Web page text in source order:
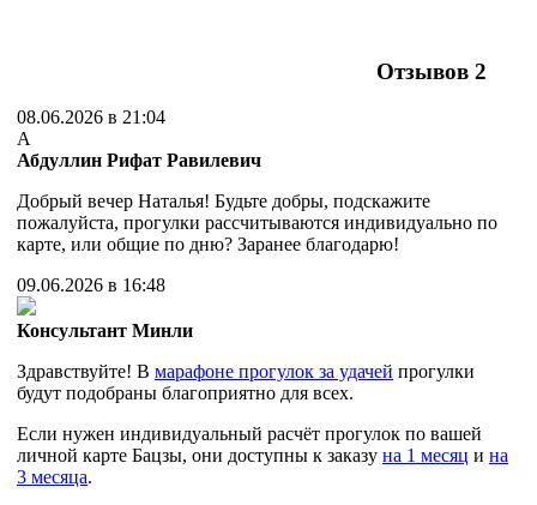
Отзывов 2
08.06.2026 в 21:04
А
Абдуллин Рифат Равилевич
Добрый вечер Наталья! Будьте добры, подскажите
пожалуйста, прогулки рассчитываются индивидуально по
карте, или общие по дню? Заранее благодарю!
09.06.2026 в 16:48
Консультант Минли
Здравствуйте! В марафоне прогулок за удачей прогулки
будут подобраны благоприятно для всех.
Если нужен индивидуальный расчёт прогулок по вашей
личной карте Бацзы, они доступны к заказу на 1 месяц и на
3 месяца.